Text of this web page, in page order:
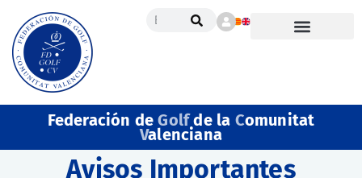
Federación deGolfde la Comunitat
Valenciana
Avisos Importantes